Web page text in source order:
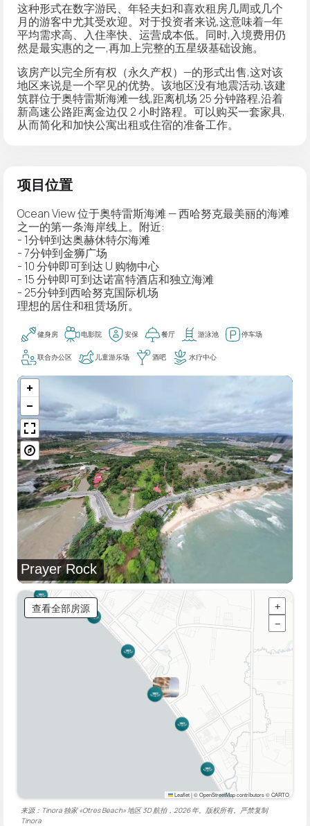
这种形式在数字游民、年轻夫妇和喜欢租房几周或几个
月的游客中尤其受欢迎。对于投资者来说,这意味着—年
平均需求高、入住率快、运营成本低。同时,入境费用仍
然是最实惠的之一,再加上完整的五星级基础设施。
该房产以完全所有权 （永久产权）—的形式出售,这对该
地区来说是一个罕见的优势。该地区没有地震活动,该建
筑群位于奥特雷斯海滩一线,距离机场 25 分钟路程,沿着
新高速公路距离金边仅 2 小时路程。可以购买一套家具,
从而简化和加快公寓出租或住宿的准备工作。
项目位置
Ocean View 位于奥特雷斯海滩 — 西哈努克最美丽的海滩
之一的第一条海岸线上。附近:
- 1分钟到达奥赫休特尔海滩
- 7分钟到金狮广场
- 10 分钟即可到达 U 购物中心
- 15 分钟即可到达诺富特酒店和独立海滩
- 25分钟到西哈努克国际机场
理想的居住和租赁场所。
健身房 电影院 安保 餐厅 游泳池 停车场
联合办公区 儿童游乐场 酒吧 水疗中心
Prayer Rock
查看全部房源
+
−
Leaflet|© OpenStreetMap contributors © CARTO
来源：Tinora 独家 «Otres Beach» 地区 3D 航拍，2026 年。版权所有。严禁复制
Tinora